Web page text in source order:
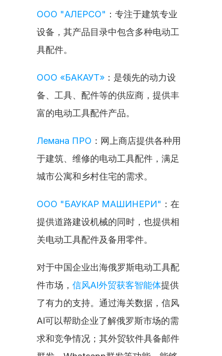
ООО "АЛЕРСО" ：专注于建筑专业
设备，其产品目录中包含多种电动工
具配件。
ООО «БАКАУТ» ：是领先的动力设
备、工具、配件等的供应商，提供丰
富的电动工具配件产品。
Лемана ПРО ：网上商店提供各种用
于建筑、维修的电动工具配件，满足
城市公寓和乡村住宅的需求。
ООО "БАУКАР МАШИНЕРИ" ：在
提供道路建设机械的同时，也提供相
关电动工具配件及备用零件。
对于中国企业出海俄罗斯电动工具配
件市场， 信风AI外贸获客智能体提供
了有力的支持。通过海关数据，信风
AI可以帮助企业了解俄罗斯市场的需
求和竞争情况；其外贸软件具备邮件